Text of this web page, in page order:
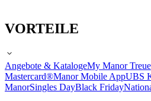
VORTEILE
Angebote & KatalogeMy Manor
Mastercard®Manor Mobile AppUBS
ManorSingles DayBlack Friday